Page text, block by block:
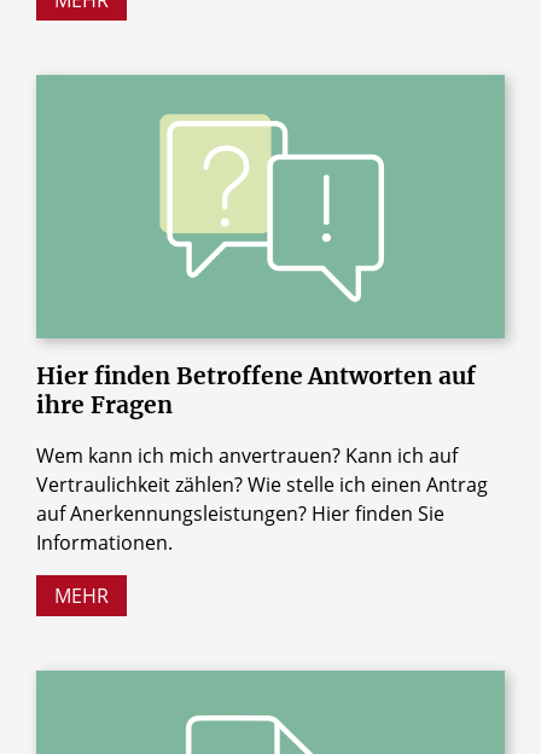
gestellte Fragen. Nutzen Sie diese Seiten für
haben und Unterstützung wünschen, sind wir
Hier finden Betroffene Antworten auf
ihre Fragen
Wem kann ich mich anvertrauen? Kann ich auf
Vertraulichkeit zählen? Wie stelle ich einen Antrag
auf Anerkennungsleistungen? Hier finden Sie
Informationen.
MEHR